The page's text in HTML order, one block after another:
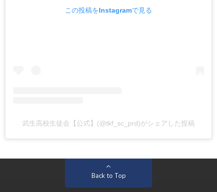
この投稿をInstagramで見る
武生高校生徒会【公式】(@tkf_sc_prd)がシェアした投稿
Back to Top